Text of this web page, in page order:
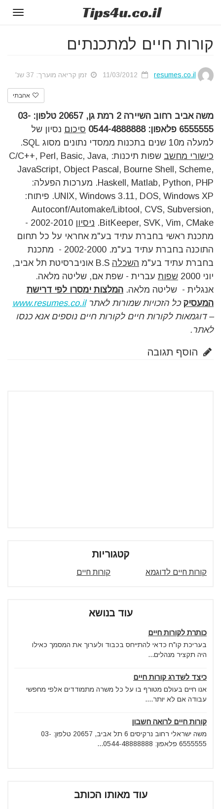
Tips4u.co.il
קורות חיים למתכנתים
resumes.co.il זמן קריאה מוערך: 37 שנ'
אהבתי
משה אביב רחוב השיירה 2 רמת גן, 20657
טלפון: 03-
6555555 פלאפון: 0544-4888888 סיכום נסיון של
למעלה מ10 שנים בתכנות ממסדי נתונים מסוג SQL.
כישורי מחשב
שפות תיכנות: C/C++, Perl, Basic, Java,
JavaScript, Object Pascal, Bourne Shell, Scheme,
Haskell, Matlab, Python, PHP. מערכות הפעלה:
UNIX, Windows 3.11, DOS, Windows XP. פיתוח:
Autoconf/Automake/Libtool, CVS, Subversion,
BitKeeper, SVK, Vim, CMake.
ניסיון
2002-2010 -
מתכנת ראשי בחברת עתיד בע"מ אחראי על כל תחום
התוכנה בחברת עתיד בע"מ. 2002-2000 - מתכנת
בחברת עתיד בע"מ השכלה
B.S אוניברסיטת תל אביב,
יוני 2000
שפות עברית - שפת אם, שליטה מלאה.
אנגלית - שליטה מלאה. המלצות ימסרו לפי דרישת
המעסיק כל הזכויות שמורות לאתרwww.resumes.co.il
– דוגמאות לקורות חיים לקורות חיים נוספים אנא כנסו
לאתר.
הוסף תגובה
קטגוריות
קורות חיים לדוגמא קורות חיים
עוד בנושא
כותרת לקורות חיים
בעריכת קו"ח כדאי להתייחס בכבוד ולערוך את המסמך כאילו
היה תקציר מנהלים...
כיצד לשדרג קורות חיים
אנו חיים בעולם מטורף בו על כל משרה מתמודדים אלפי מחפשי
עבודה אם לא יותר....
קורות חיים לרואה חשבון
משה ישראלי רחוב נרקיסים 6 תל אביב, 20657 טלפון: 03-
6555555 פלאפון: 0544-48888888...
עוד מאותו הכותב